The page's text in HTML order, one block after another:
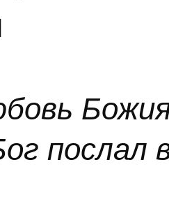
послал